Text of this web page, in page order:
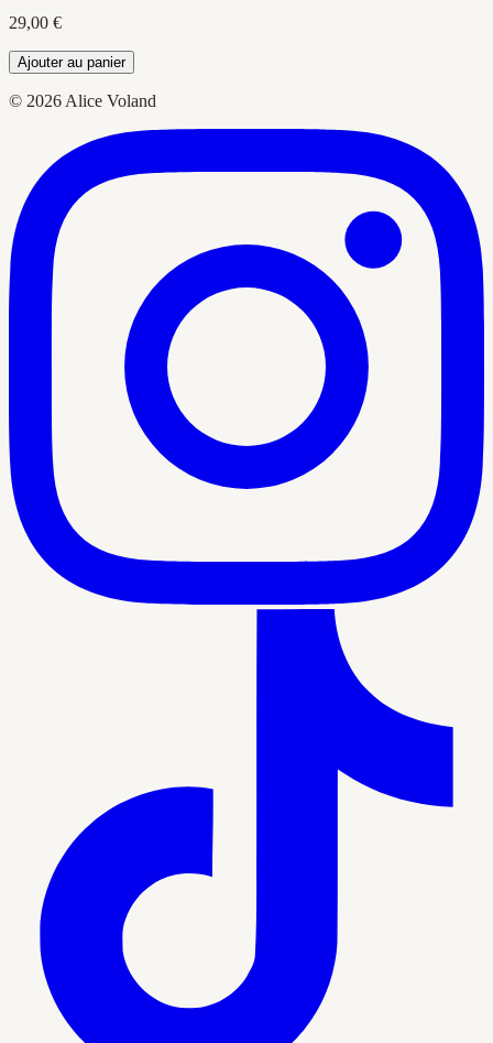
29,00 €
Ajouter au panier
© 2026 Alice Voland